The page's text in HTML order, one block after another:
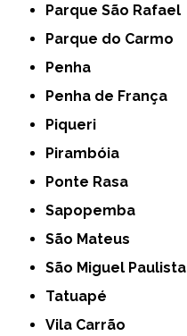
Parque São Rafael
Parque do Carmo
Penha
Penha de França
Piqueri
Pirambóia
Ponte Rasa
Sapopemba
São Mateus
São Miguel Paulista
Tatuapé
Vila Carrão